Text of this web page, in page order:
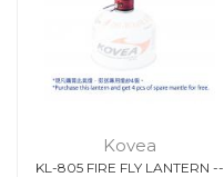
Kovea
KL-805 FIRE FLY LANTERN --